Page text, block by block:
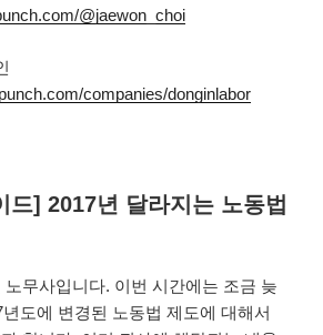
@jaewon_choi
companies/donginlabor
드] 2017년 달라지는 노동법
무사입니다. 이번 시간에는 조금 늦
도에 변경된 노동법 제도에 대해서